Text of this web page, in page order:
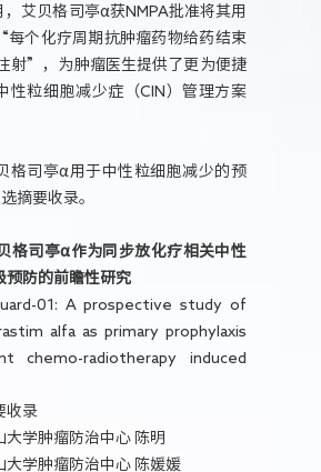
艾贝格司亭α获NMPA批准将其用
个化疗周期抗肿瘤药物给药结束
射”，为肿瘤医生提供了更为便捷
性粒细胞减少症（CIN）管理方案
格司亭α用于中性粒细胞减少的预
摘要收录。
格司亭α作为同步放化疗相关中性
预防的前瞻性研究
01: A prospective study of
alfa as primary prophylaxis
chemo-radiotherapy induced
收录
大学肿瘤防治中心 陈明
大学肿瘤防治中心 陈媛媛